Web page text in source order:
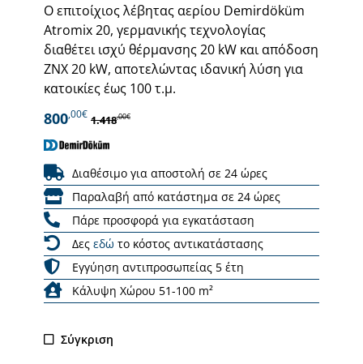
Ο επιτοίχιος λέβητας αερίου Demirdöküm
Atromix 20, γερμανικής τεχνολογίας
διαθέτει ισχύ θέρμανσης 20 kW και απόδοση
ΖΝΧ 20 kW, αποτελώντας ιδανική λύση για
κατοικίες έως 100 τ.μ.
800,00€ 1.418,00€
Διαθέσιμο για αποστολή σε 24 ώρες
Παραλαβή από κατάστημα σε 24 ώρες
Πάρε προσφορά για εγκατάσταση
Δες εδώ το κόστος αντικατάστασης
Εγγύηση αντιπροσωπείας 5 έτη
Κάλυψη Χώρου 51-100 m²
Σύγκριση